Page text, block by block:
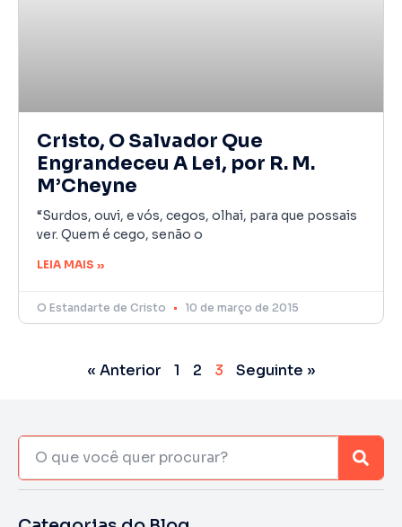
Cristo, O Salvador Que
Engrandeceu A Lei, por R. M.
M’Cheyne
“Surdos, ouvi, e vós, cegos, olhai, para que possais
ver. Quem é cego, senão o
LEIA MAIS »
O Estandarte de Cristo 10 de março de 2015
« Anterior 1 2 3 Seguinte »